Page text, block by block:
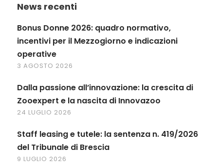
News recenti
Bonus Donne 2026: quadro normativo,
incentivi per il Mezzogiorno e indicazioni
operative
3 AGOSTO 2026
Dalla passione all’innovazione: la crescita di
Zooexpert e la nascita di Innovazoo
24 LUGLIO 2026
Staff leasing e tutele: la sentenza n. 419/2026
del Tribunale di Brescia
9 LUGLIO 2026